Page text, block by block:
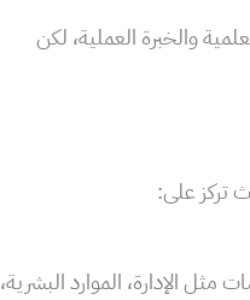
والخبرة العملية، لكن
تركز على:
الإدارة، الموارد البشرية،